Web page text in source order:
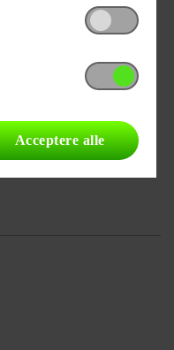
Acceptere alle